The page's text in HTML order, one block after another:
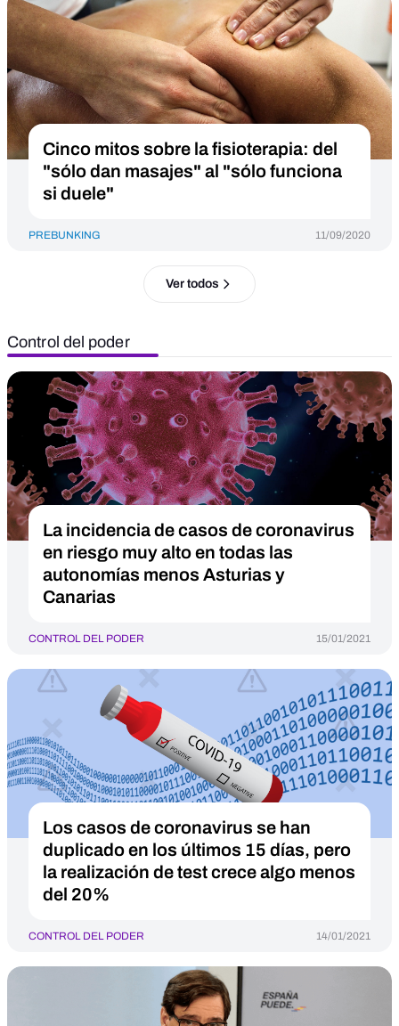
Cinco mitos sobre la fisioterapia: del
"sólo dan masajes" al "sólo funciona
si duele"
PREBUNKING 11/09/2020
Ver todos
Control del poder
La incidencia de casos de coronavirus
en riesgo muy alto en todas las
autonomías menos Asturias y
Canarias
CONTROL DEL PODER 15/01/2021
Los casos de coronavirus se han
duplicado en los últimos 15 días, pero
la realización de test crece algo menos
del 20%
CONTROL DEL PODER 14/01/2021